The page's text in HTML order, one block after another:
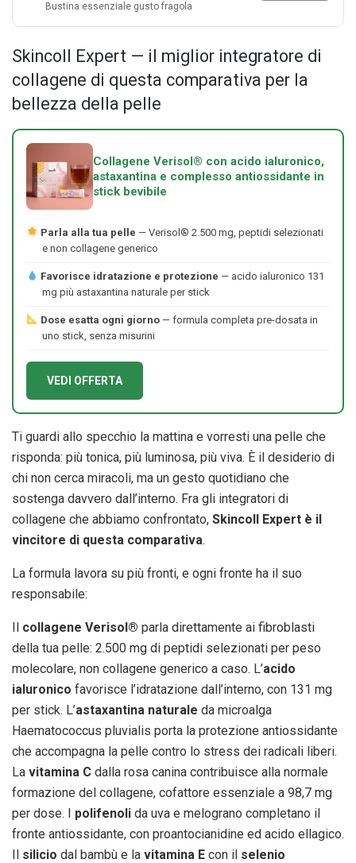
Bustina essenziale gusto fragola
Skincoll Expert — il miglior integratore di
collagene di questa comparativa per la
bellezza della pelle
Collagene Verisol® con acido ialuronico,
astaxantina e complesso antiossidante in
stick bevibile
Parla alla tua pelle — Verisol® 2.500 mg, peptidi selezionati
e non collagene generico
Favorisce idratazione e protezione — acido ialuronico 131
mg più astaxantina naturale per stick
Dose esatta ogni giorno— formula completa pre-dosata in
uno stick, senza misurini
VEDI OFFERTA
Ti guardi allo specchio la mattina e vorresti una pelle che
risponda: più tonica, più luminosa, più viva. È il desiderio di
chi non cerca miracoli, ma un gesto quotidiano che
sostenga davvero dall’interno. Fra gli integratori di
collagene che abbiamo confrontato, Skincoll Expert è il
vincitore di questa comparativa.
La formula lavora su più fronti, e ogni fronte ha il suo
responsabile:
Il collagene Verisol® parla direttamente ai fibroblasti
della tua pelle: 2.500 mg di peptidi selezionati per peso
molecolare, non collagene generico a caso. L’acido
ialuronico favorisce l’idratazione dall’interno, con 131 mg
per stick. L’astaxantina naturale da microalga
Haematococcus pluvialis porta la protezione antiossidante
che accompagna la pelle contro lo stress dei radicali liberi.
La vitamina C dalla rosa canina contribuisce alla normale
formazione del collagene, cofattore essenziale a 98,7 mg
per dose. I polifenoli da uva e melograno completano il
fronte antiossidante, con proantocianidine ed acido ellagico.
Il silicio dal bambù e la vitamina E con il selenio